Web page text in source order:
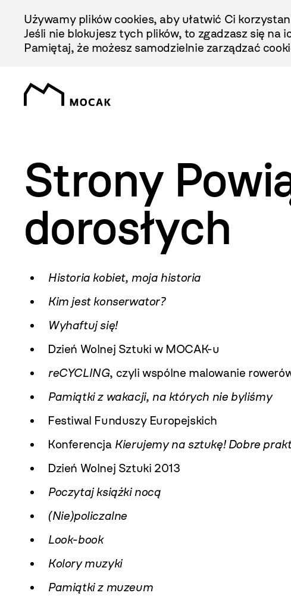
Treści
Używamy plików cookies, aby ułatwić Ci
Jeśli nie blokujesz tych plików, to zgadzasz się na
Pamiętaj, że możesz samodzielnie zarządzać
Strony
dorosłych
Historia kobiet, moja historia
Kim jest konserwator?
Wyhaftuj się!
Dzień Wolnej Sztuki w MOCAK-u
reCYCLING, czyli wspólne malowanie
Pamiątki z wakacji, na których nie byliśmy
Festiwal Funduszy Europejskich
Konferencja Kierujemy na sztukę! Dobre
Dzień Wolnej Sztuki 2013
Poczytaj książki nocą
(Nie)policzalne
Look-book
Kolory muzyki
Pamiątki z muzeum